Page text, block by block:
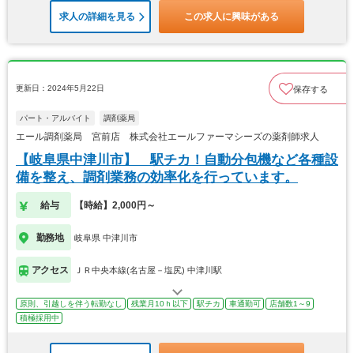
求人の詳細を見る この求人に興味がある
更新日：2024年5月22日 保存する
パート・アルバイト 調剤薬局
エール調剤薬局 宮前店 株式会社エールファーマシーズの薬剤師求人
【岐阜県中津川市】 駅チカ！自動分包機など各種設
備を整え、調剤業務の効率化を行っています。
給与 【時給】2,000円～
勤務地 岐阜県 中津川市
アクセス ＪＲ中央本線(名古屋－塩尻) 中津川駅
原則、引越しを伴う転勤なし 残業月10ｈ以下 駅チカ 車通勤可
店舗数1～9
積極採用中